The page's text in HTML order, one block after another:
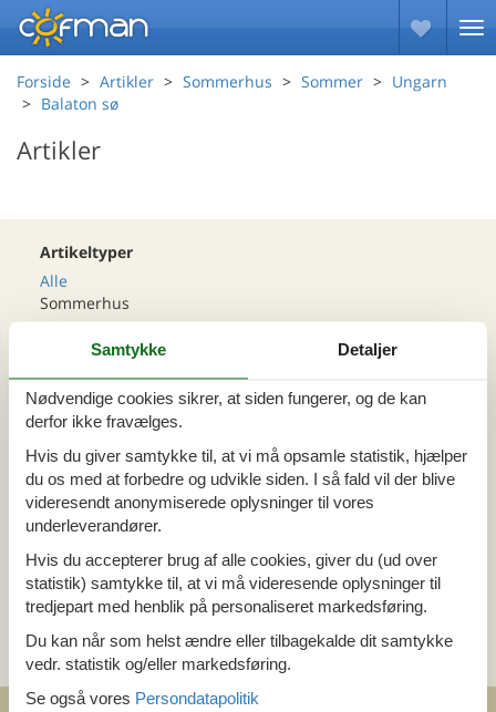
Forside Artikler Sommerhus Sommer
Ungarn
Balaton sø
Artikler
Artikeltyper
Alle
Sommerhus
Alle
Ungarn
Tema
Alle
Kategori
Alle
Sommer
Samtykke Detaljer
Nødvendige cookies sikrer, at siden fungerer, og de kan
derfor ikke fravælges.
Hvis du giver samtykke til, at vi må opsamle statistik, hjælper
du os med at forbedre og udvikle siden. I så fald vil der blive
videresendt anonymiserede oplysninger til vores
underleverandører.
Hvis du accepterer brug af alle cookies, giver du (ud over
statistik) samtykke til, at vi må videresende oplysninger til
tredjepart med henblik på personaliseret markedsføring.
Du kan når som helst ændre eller tilbagekalde dit samtykke
vedr. statistik og/eller markedsføring.
Se også vores Persondatapolitik